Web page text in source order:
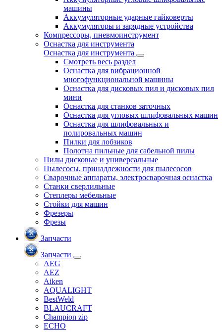
машины
Аккумуляторные ударные гайковерты
Аккумуляторы и зарядные устройства
Компрессоры, пневмоинструмент
Оснастка для инструмента
Оснастка для инструмента
Смотреть весь раздел
Оснастка для вибрационной
многофункциональной машины
Оснастка для дисковых пил и дисковых пил
мини
Оснастка для станков заточных
Оснастка для угловых шлифовальных машин
Оснастка для шлифовальных и
полировальных машин
Пилки для лобзиков
Полотна пильные для сабельной пилы
Пилы дисковые и универсальные
Пылесосы, принадлежности для пылесосов
Сварочные аппараты, электросварочная оснастка
Станки сверлильные
Степлеры мебельные
Стойки для машин
Фрезеры
Фрезы
Запчасти
Запчасти
AEG
AEZ
Aiken
AQUALIGHT
BestWeld
BLAUCRAFT
Champion zip
ECHO